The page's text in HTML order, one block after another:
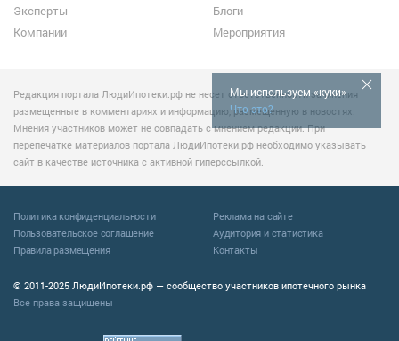
Мы используем «куки»
Что это?
Эксперты
Компании
Блоги
Мероприятия
Редакция портала ЛюдиИпотеки.рф не несет ответственности за мнения
размещенные в комментариях и информацию, размещенную в новостях.
Мнения участников может не совпадать с мнением редакции. При
перепечатке материалов портала ЛюдиИпотеки.рф необходимо указывать
сайт в качестве источника с активной гиперссылкой.
© 2011-2025 ЛюдиИпотеки.рф — сообщество участников ипотечного рынка
Все права защищены
Политика конфиденциальности
Пользовательское соглашение
Правила размещения
Реклама на сайте
Аудитория и статистика
Контакты